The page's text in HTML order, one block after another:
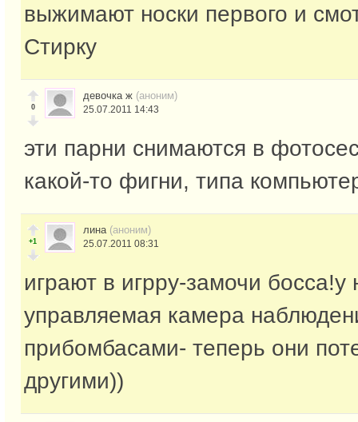
выжимают носки первого и
Стирку
0
девочка ж (аноним)
25.07.2011 14:43
эти парни снимаются в
какой-то фигни, типа
+1
лина (аноним)
25.07.2011 08:31
играют в игрру-замочи босса!у
управляемая камера
прибомбасами- теперь они
другими))